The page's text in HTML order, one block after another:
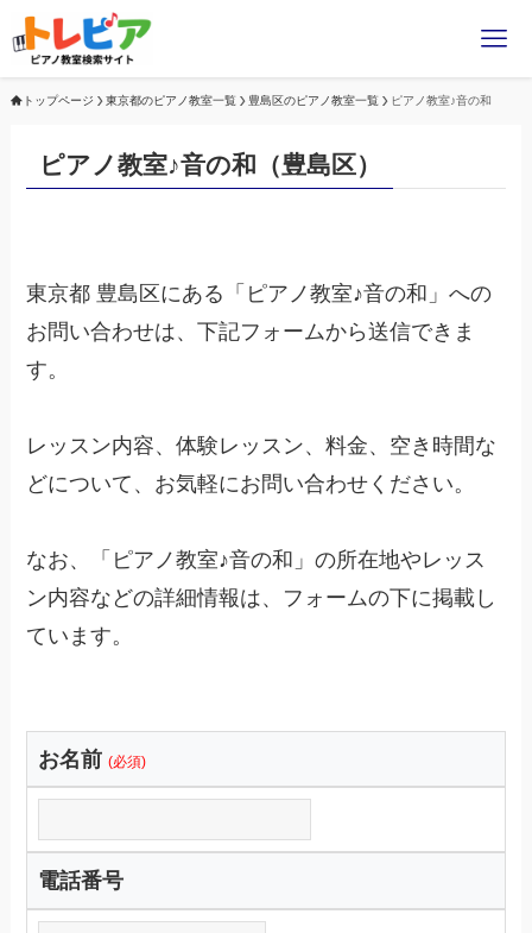
トップページ 東京都のピアノ教室一覧 豊島区のピアノ教室一覧 ピアノ教室♪音の和
ピアノ教室♪音の和（豊島区）
東京都 豊島区にある「ピアノ教室♪音の和」への
お問い合わせは、下記フォームから送信できま
す。
レッスン内容、体験レッスン、料金、空き時間な
どについて、お気軽にお問い合わせください。
なお、「ピアノ教室♪音の和」の所在地やレッス
ン内容などの詳細情報は、フォームの下に掲載し
ています。
お名前 (必須)
電話番号